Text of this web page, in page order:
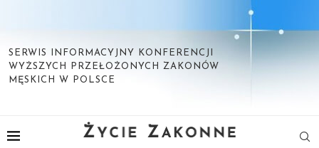
SERWIS INFORMACYJNY KONFERENCJI
WYŻSZYCH PRZEŁOŻONYCH ZAKONÓW
MĘSKICH W POLSCE